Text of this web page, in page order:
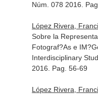
Núm. 078 2016.
López Rivera,
Sobre la
Fotograf?As e
Interdisciplinary
2016. Pag. 56-69
López Rivera,